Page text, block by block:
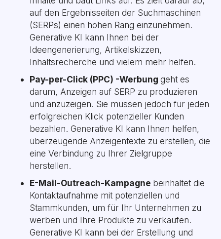
auf den Ergebnisseiten der Suchmaschinen
(SERPs) einen hohen Rang einzunehmen.
Generative KI kann Ihnen bei der
Ideengenerierung, Artikelskizzen,
Inhaltsrecherche und vielem mehr helfen.
Pay-per-Click (PPC) -Werbung geht es
darum, Anzeigen auf SERP zu produzieren
und anzuzeigen. Sie müssen jedoch für jeden
erfolgreichen Klick potenzieller Kunden
bezahlen. Generative KI kann Ihnen helfen,
überzeugende Anzeigentexte zu erstellen, die
eine Verbindung zu Ihrer Zielgruppe
herstellen.
E-Mail-Outreach-Kampagne beinhaltet die
Kontaktaufnahme mit potenziellen und
Stammkunden, um für Ihr Unternehmen zu
werben und Ihre Produkte zu verkaufen.
Generative KI kann bei der Erstellung und